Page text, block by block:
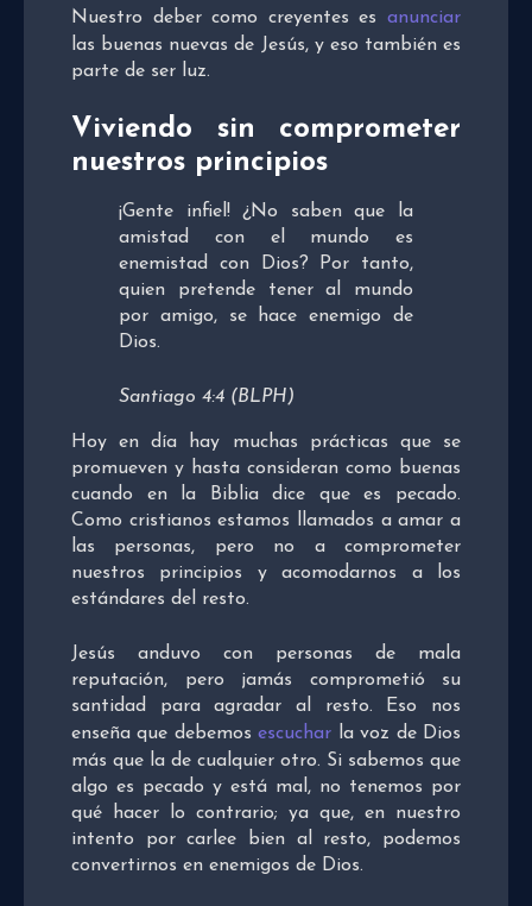
Nuestro deber como creyentes es anunciar
las buenas nuevas de Jesús, y eso también es
parte de ser luz.
Viviendo sin comprometer
nuestros principios
¡Gente infiel! ¿No saben que la
amistad con el mundo es
enemistad con Dios? Por tanto,
quien pretende tener al mundo
por amigo, se hace enemigo de
Dios.
Santiago 4:4 (BLPH)
Hoy en día hay muchas prácticas que se
promueven y hasta consideran como buenas
cuando en la Biblia dice que es pecado.
Como cristianos estamos llamados a amar a
las personas, pero no a comprometer
nuestros principios y acomodarnos a los
estándares del resto.
Jesús anduvo con personas de mala
reputación, pero jamás comprometió su
santidad para agradar al resto. Eso nos
enseña que debemosescuchar la voz de Dios
más que la de cualquier otro. Si sabemos que
algo es pecado y está mal, no tenemos por
qué hacer lo contrario; ya que, en nuestro
intento por carlee bien al resto, podemos
convertirnos en enemigos de Dios.